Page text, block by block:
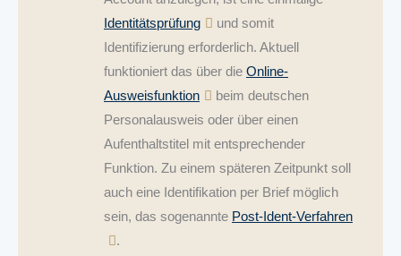
Identitätsprüfung
und somit
Identifizierung erforderlich. Aktuell
funktioniert das über die Online-
Ausweisfunktion
beim deutschen
Personalausweis oder über einen
Aufenthaltstitel mit entsprechender
Funktion. Zu einem späteren Zeitpunkt soll
auch eine Identifikation per Brief möglich
sein, das sogenannte Post-Ident-Verfahren
.